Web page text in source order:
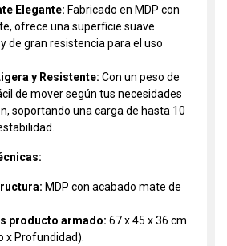
Elegante: Fabricado en MDP con
ofrece una superficie suave
de gran resistencia para el uso
y Resistente: Con un peso de
de mover según tus necesidades
soportando una carga de hasta 10
MDP con acabado mate de
producto armado: 67 x 45 x 36 cm
x Profundidad).